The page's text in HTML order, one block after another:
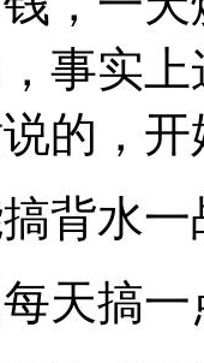
事实
的，
背水
天搞